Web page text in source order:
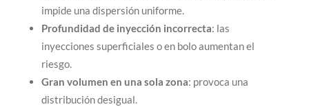
impide una dispersión uniforme.
Profundidad de inyección incorrecta: las
inyecciones superficiales o en bolo aumentan el
riesgo.
Gran volumen en una sola zona: provoca una
distribución desigual.